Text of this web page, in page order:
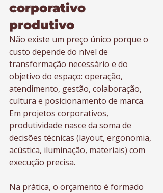
corporativo
produtivo
Não existe um preço único porque o
custo depende do nível de
transformação necessário e do
objetivo do espaço: operação,
atendimento, gestão, colaboração,
cultura e posicionamento de marca.
Em projetos corporativos,
produtividade nasce da soma de
decisões técnicas (layout, ergonomia,
acústica, iluminação, materiais) com
execução precisa.
Na prática, o orçamento é formado